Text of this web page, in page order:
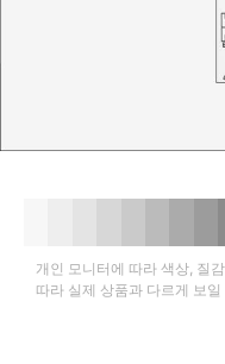
개인 모니터에 따라 색상, 질
따라 실제 상품과 다르게 보